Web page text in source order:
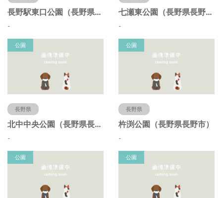
長野駅東口公園（長野県長野市）
-
七瀬東公園（長野県長野市）
-
公園
長野県
北中中央公園（長野県長野市）
-
公園
長野県
杵渕公園（長野県長野市）
-
公園 公園